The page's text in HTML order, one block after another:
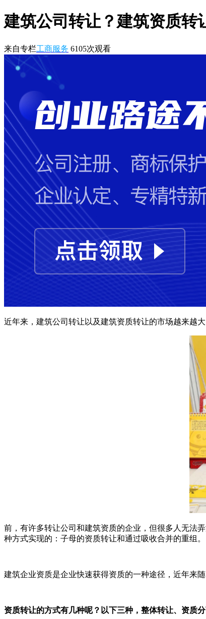
建筑公司转让？建筑资质转
来自专栏工商服务 6105次观看
近年来，建筑公司转让以及建筑资质转让的市场越来越
前，有许多转让公司和建筑资质的企业，但很多人无法
种方式实现的：子母的资质转让和通过吸收合并的重组。
建筑企业资质是企业快速获得资质的一种途径，近年来
资质转让的方式有几种呢？以下三种，整体转让、资质分